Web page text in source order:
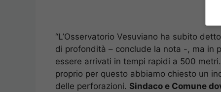
“L’Osservatorio Vesuviano ha subito
di profondità – conclude la nota -, ma in
essere arrivati in tempi rapidi a 500
proprio per questo abbiamo chiesto un
delle perforazioni. Sindaco e Comune